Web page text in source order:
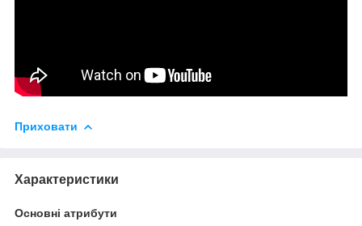
Приховати
Характеристики
Основні атрибути